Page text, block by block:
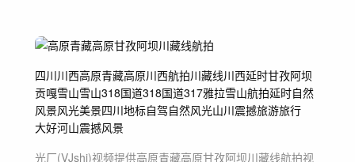
四川川西高原青藏高原川西航拍川藏线川西延时甘孜阿坝
贡嘎雪山雪山318国道318国道317雅拉雪山航拍延时自然
风景风光美景四川地标自驾自然风光山川震撼旅游旅行
大好河山震撼风景
光厂(VJshi)视频提供高原青藏高原甘孜阿坝川藏线航拍视